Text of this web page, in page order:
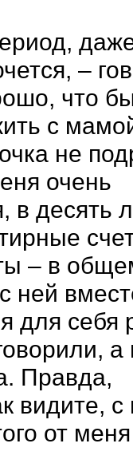
–
что
с
не
очень
в десять
– в
ней
для себя
а
Правда,
видите,
от